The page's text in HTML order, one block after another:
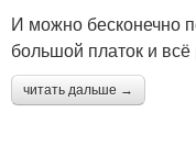
И можно бесконечно
большой платок и всё
читать дальше →